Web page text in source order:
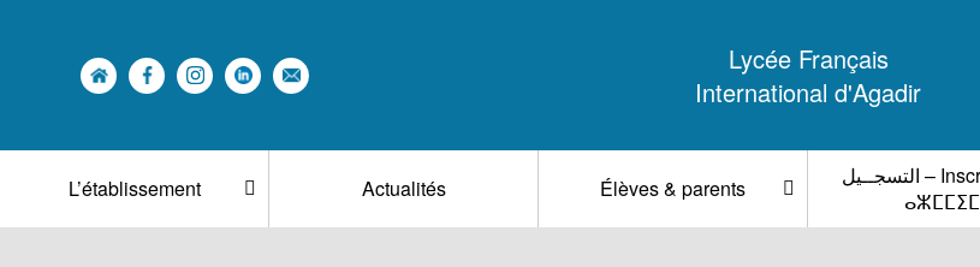
Lycée Français
International d'Agadir
L’établissement Actualités Élèves & parents
التسجــيل – Inscription –
ⴰⵣⵎⵎⵉⵎ